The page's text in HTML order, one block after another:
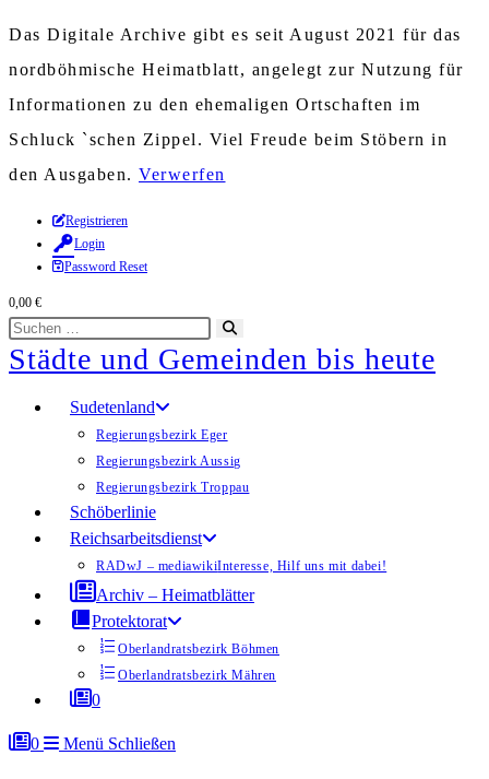
Das Digitale Archive gibt es seit August 2021 für das
nordböhmische Heimatblatt, angelegt zur Nutzung für
Informationen zu den ehemaligen Ortschaften im
Schluck `schen Zippel. Viel Freude beim Stöbern in
den Ausgaben. Verwerfen
Zum
Inhalt
springen
Registrieren
Login
Password Reset
0,00 €
Diese
Website
durchsuchen
starten
Städte und Gemeinden bis heute
Sudetenland
Regierungsbezirk Eger
Regierungsbezirk Aussig
Regierungsbezirk Troppau
Schöberlinie
Reichsarbeitsdienst
RADwJ – mediawikiInteresse, Hilf uns mit dabei!
Archiv – Heimatblätter
Protektorat
Oberlandratsbezirk Böhmen
Oberlandratsbezirk Mähren
0
0 Menü Schließen